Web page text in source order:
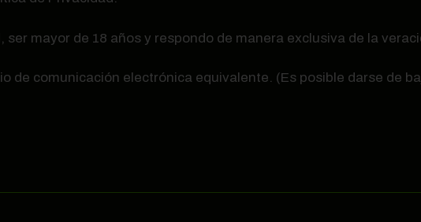
mayor de 18 años y respondo de manera exclusiva de la
de comunicación electrónica equivalente. (Es posible darse de